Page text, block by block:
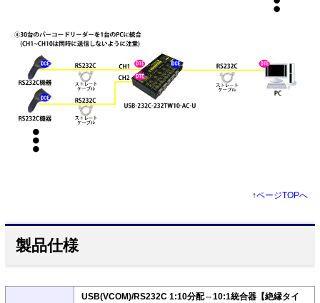
↑ページTOPへ
製品仕様
USB(VCOM)/RS232C 1:10分配⇔10:1統合器【絶縁タイ